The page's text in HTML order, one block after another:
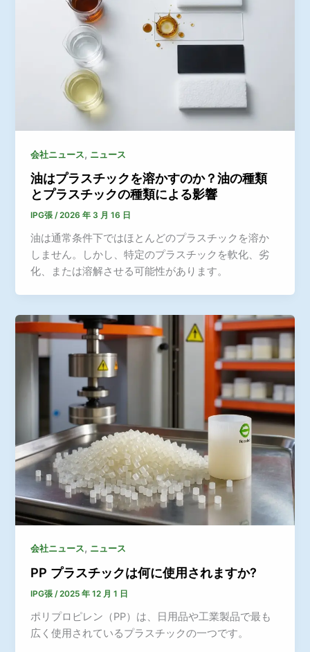
会社ニュース, ニュース
油はプラスチックを溶かすのか？油の種類
とプラスチックの種類による影響
IPG張/2026 年 3 月 16 日
油は通常条件下ではほとんどのプラスチックを溶か
しません。しかし、特定のプラスチックを軟化、劣
化、または溶解させる可能性があります。
会社ニュース, ニュース
PP プラスチックは何に使用されますか?
IPG張/2025 年 12 月 1 日
ポリプロピレン（PP）は、日用品や工業製品で最も
広く使用されているプラスチックの一つです。